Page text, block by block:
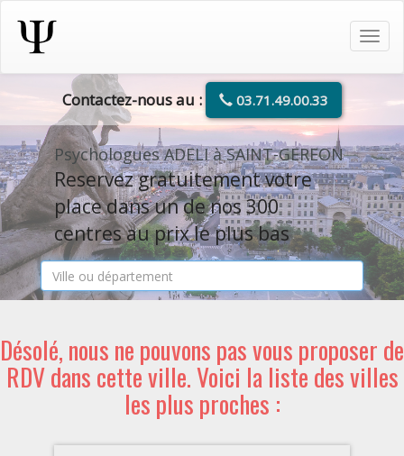
Contactez-nous au : 03.71.49.00.33
Psychologues ADELI à SAINT-GEREON
Reservez gratuitement votre
place dans un de nos 300
centres au prix le plus bas
Désolé, nous ne pouvons pas vous proposer de
RDV dans cette ville. Voici la liste des villes
les plus proches :